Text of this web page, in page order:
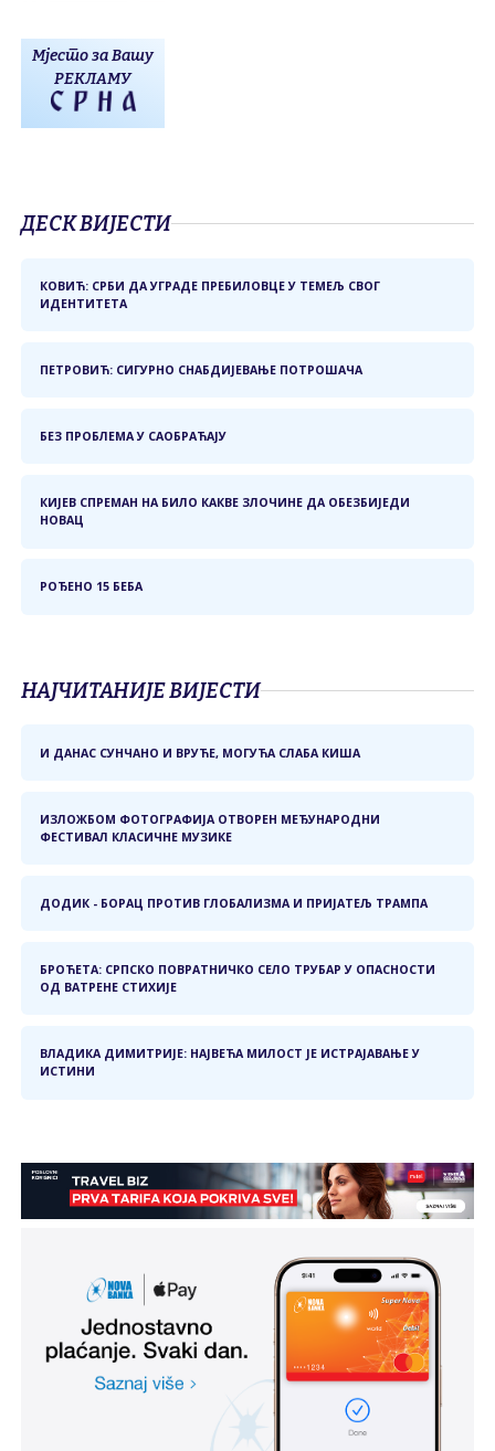
Мјесто за Вашу
РЕКЛАМУ
ДЕСК ВИЈЕСТИ
КОВИЋ: СРБИ ДА УГРАДЕ ПРЕБИЛОВЦЕ У ТЕМЕЉ СВОГ
ИДЕНТИТЕТА
ПЕТРОВИЋ: СИГУРНО СНАБДИЈЕВАЊЕ ПОТРОШАЧА
БЕЗ ПРОБЛЕМА У САОБРАЋАЈУ
КИЈЕВ СПРЕМАН НА БИЛО КАКВЕ ЗЛОЧИНЕ ДА ОБЕЗБИЈЕДИ
НОВАЦ
РОЂЕНО 15 БЕБА
НАЈЧИТАНИЈЕ ВИЈЕСТИ
И ДАНАС СУНЧАНО И ВРУЋЕ, МОГУЋА СЛАБА КИША
ИЗЛОЖБОМ ФОТОГРАФИЈА ОТВОРЕН МЕЂУНАРОДНИ
ФЕСТИВАЛ КЛАСИЧНЕ МУЗИКЕ
ДОДИК - БОРАЦ ПРОТИВ ГЛОБАЛИЗМА И ПРИЈАТЕЉ ТРАМПА
БРОЋЕТА: СРПСКО ПОВРАТНИЧКО СЕЛО ТРУБАР У ОПАСНОСТИ
ОД ВАТРЕНЕ СТИХИЈЕ
ВЛАДИКА ДИМИТРИЈЕ: НАЈВЕЋА МИЛОСТ ЈЕ ИСТРАЈАВАЊЕ У
ИСТИНИ